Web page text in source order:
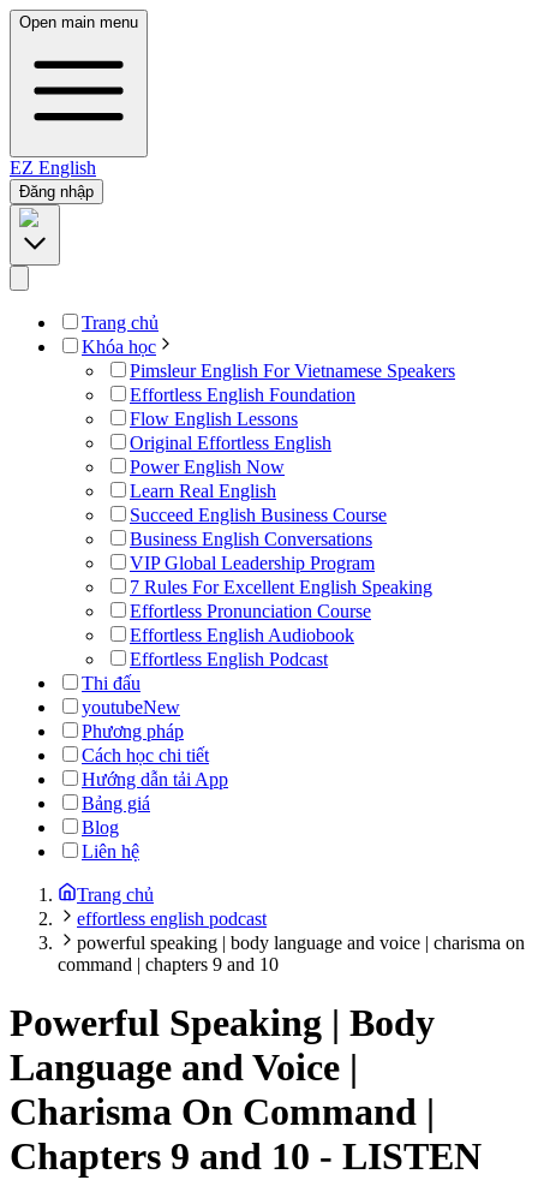
Open main menu
EZ English
Đăng nhập
Trang chủ
Khóa học
Pimsleur English For Vietnamese Speakers
Effortless English Foundation
Flow English Lessons
Original Effortless English
Power English Now
Learn Real English
Succeed English Business Course
Business English Conversations
VIP Global Leadership Program
7 Rules For Excellent English Speaking
Effortless Pronunciation Course
Effortless English Audiobook
Effortless English Podcast
Thi đấu
youtubeNew
Phương pháp
Cách học chi tiết
Hướng dẫn tải App
Bảng giá
Blog
Liên hệ
Trang chủ
effortless english podcast
powerful speaking | body language and voice | charisma on
command | chapters 9 and 10
Powerful Speaking | Body
Language and Voice |
Charisma On Command |
Chapters 9 and 10 - LISTEN